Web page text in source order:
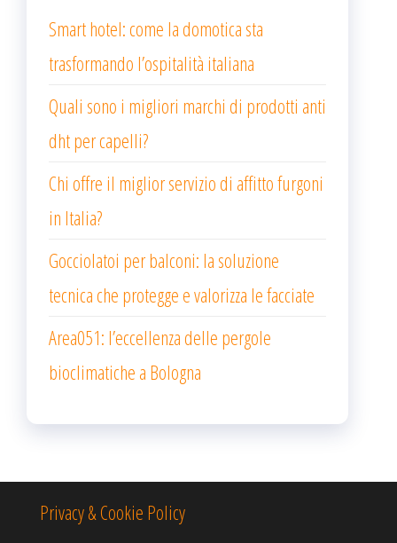
Smart hotel: come la domotica sta
trasformando l’ospitalità italiana
Quali sono i migliori marchi di prodotti anti
dht per capelli?
Chi offre il miglior servizio di affitto furgoni
in Italia?
Gocciolatoi per balconi: la soluzione
tecnica che protegge e valorizza le facciate
Area051: l’eccellenza delle pergole
bioclimatiche a Bologna
Privacy & Cookie Policy